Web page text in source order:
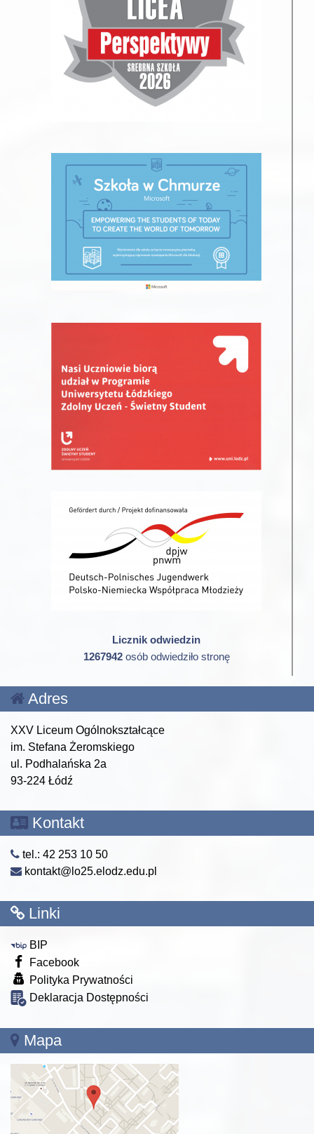
Licznik odwiedzin
1267942osób odwiedziło stronę
Adres
XXV Liceum Ogólnokształcące
im. Stefana Żeromskiego
ul. Podhalańska 2a
93-224 Łódź
Kontakt
tel.: 42 253 10 50
kontakt@lo25.elodz.edu.pl
Linki
BIP
Facebook
Polityka Prywatności
Deklaracja Dostępności
Mapa